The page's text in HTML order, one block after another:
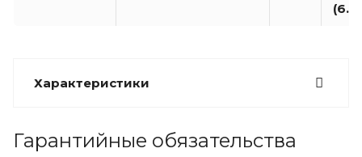
Характеристики
Гарантийные обязательства